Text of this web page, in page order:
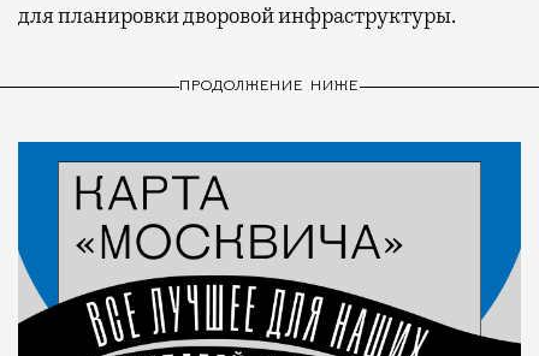
для планировки дворовой инфраструктуры.
ПРОДОЛЖЕНИЕ НИЖЕ